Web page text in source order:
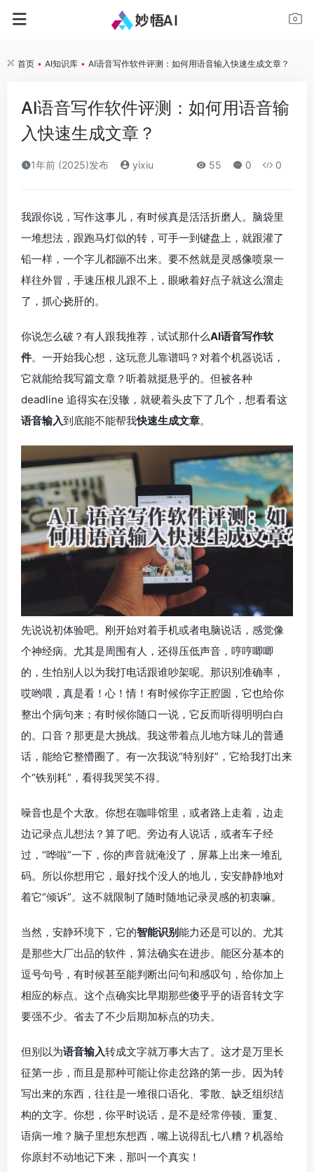
首页 • AI知识库 • AI语音写作软件评测：如何用语音输入快速生成文章？
AI语音写作软件评测：如何用语音输
入快速生成文章？
1年前 (2025)发布 yixiu 55 0 0
我跟你说，写作这事儿，有时候真是活活折磨人。脑袋里
一堆想法，跟跑马灯似的转，可手一到键盘上，就跟灌了
铅一样，一个字儿都蹦不出来。要不然就是灵感像喷泉一
样往外冒，手速压根儿跟不上，眼瞅着好点子就这么溜走
了，抓心挠肝的。
你说怎么破？有人跟我推荐，试试那什么AI语音写作软
件。一开始我心想，这玩意儿靠谱吗？对着个机器说话，
它就能给我写篇文章？听着就挺悬乎的。但被各种
deadline 追得实在没辙，就硬着头皮下了几个，想看看这
语音输入到底能不能帮我快速生成文章。
先说说初体验吧。刚开始对着手机或者电脑说话，感觉像
个神经病。尤其是周围有人，还得压低声音，哼哼唧唧
的，生怕别人以为我打电话跟谁吵架呢。那识别准确率，
哎哟喂，真是看！心！情！有时候你字正腔圆，它也给你
整出个病句来；有时候你随口一说，它反而听得明明白白
的。口音？那更是大挑战。我这带着点儿地方味儿的普通
话，能给它整懵圈了。有一次我说“特别好”，它给我打出来
个“铁别耗”，看得我哭笑不得。
噪音也是个大敌。你想在咖啡馆里，或者路上走着，边走
边记录点儿想法？算了吧。旁边有人说话，或者车子经
过，“哗啦”一下，你的声音就淹没了，屏幕上出来一堆乱
码。所以你想用它，最好找个没人的地儿，安安静静地对
着它“倾诉”。这不就限制了随时随地记录灵感的初衷嘛。
当然，安静环境下，它的智能识别能力还是可以的。尤其
是那些大厂出品的软件，算法确实在进步。能区分基本的
逗号句号，有时候甚至能判断出问句和感叹句，给你加上
相应的标点。这个点确实比早期那些傻乎乎的语音转文字
要强不少。省去了不少后期加标点的功夫。
但别以为语音输入转成文字就万事大吉了。这才是万里长
征第一步，而且是那种可能让你走岔路的第一步。因为转
写出来的东西，往往是一堆很口语化、零散、缺乏组织结
构的文字。你想，你平时说话，是不是经常停顿、重复、
语病一堆？脑子里想东想西，嘴上说得乱七八糟？机器给
你原封不动地记下来，那叫一个真实！